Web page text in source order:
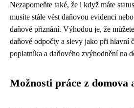
Nezapomeňte také, že i když máte
musíte stále vést daňovou evidenci
daňové přiznání. Výhodou je, že
daňové odpočty a slevy jako při hlavní
poplatníka a daňového zvýhodnění na
Možnosti práce z domova